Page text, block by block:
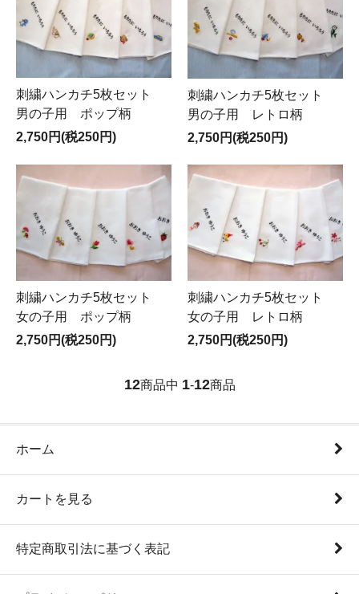
刺繍ハンカチ5枚セット
男の子用 ポップ柄
2,750円(税250円)
刺繍ハンカチ5枚セット
男の子用 レトロ柄
2,750円(税250円)
刺繍ハンカチ5枚セット
女の子用 ポップ柄
2,750円(税250円)
刺繍ハンカチ5枚セット
女の子用 レトロ柄
2,750円(税250円)
12商品中 1-12商品
ホーム
カートを見る
特定商取引法に基づく表記